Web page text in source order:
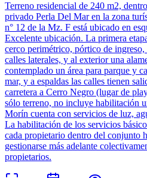
Terreno residencial de 240 m2,
privado Perla Del Mar en la zona
n° 12 de la Mz. F está ubicado en
Excelente ubicación. La primera
cerco perimétrico, pórtico de
calles laterales, y al exterior una
contemplado un área para parque y
mar, y a espaldas las calles tienen
carretera a Cerro Negro (lugar de
sólo terreno, no incluye habilitación
Morín cuenta con servicios de luz,
La habilitación de los servicios
cada propietario dentro del conjunto
gestionarse más adelante
propietarios.